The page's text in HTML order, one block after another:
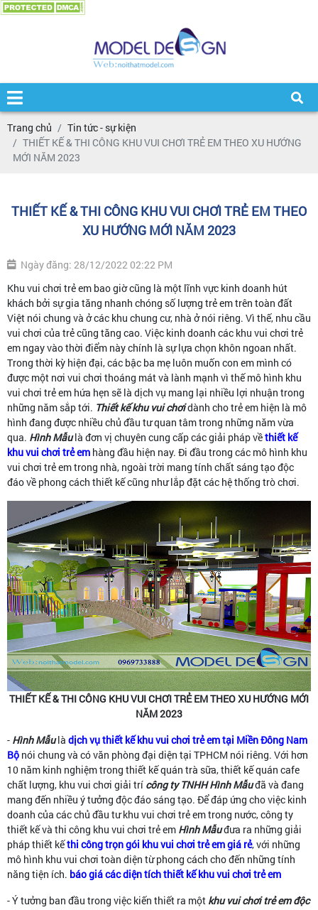
Trang chủ
Tin tức - sự kiện
THIẾT KẾ & THI CÔNG KHU VUI CHƠI TRẺ EM THEO XU HƯỚNG
MỚI NĂM 2023
THIẾT KẾ & THI CÔNG KHU VUI CHƠI TRẺ EM THEO
XU HƯỚNG MỚI NĂM 2023
Ngày đăng: 28/12/2022 02:22 PM
Khu vui chơi trẻ em bao giờ cũng là một lĩnh vực kinh doanh hút
khách bởi sự gia tăng nhanh chóng số lượng trẻ em trên toàn đất
Việt nói chung và ở các khu chung cư, nhà ở nói riêng. Vì thế, nhu cầu
vui chơi của trẻ cũng tăng cao. Việc kinh doanh các khu vui chơi trẻ
em ngay vào thời điểm này chính là sự lựa chọn khôn ngoan nhất.
Trong thời kỳ hiện đại, các bậc ba mẹ luôn muốn con em mình có
được một nơi vui chơi thoáng mát và lành mạnh vì thế mô hình khu
vui chơi trẻ em hứa hẹn sẽ là dịch vụ mang lại nhiều lợi nhuận trong
những năm sắp tới. Thiết kế khu vui chơidành cho trẻ em hiện là mô
hình đang được nhiều chủ đầu tư quan tâm trong những năm vừa
qua. Hình Mẫulà đơn vị chuyên cung cấp các giải pháp vềthiết kế
khu vui chơi trẻ em hàng đầu hiện nay. Đi đầu trong các mô hình khu
vui chơi trẻ em trong nhà, ngoài trời mang tính chất sáng tạo độc
đáo về phong cách thiết kế cũng như lắp đặt các hệ thống trò chơi.
THIẾT KẾ & THI CÔNG KHU VUI CHƠI TRẺ EM THEO XU HƯỚNG MỚI
NĂM 2023
- Hình Mẫulà dịch vụ thiết kế khu vui chơi trẻ em tại Miền Đông Nam
Bộ nói chung và có văn phòng đại diện tại TPHCM nói riêng. Với hơn
10 năm kinh nghiệm trong thiết kế quán trà sữa, thiết kế quán cafe
chất lượng, khu vui chơi giải trí công ty TNHH Hình Mẫuđã và đang
mang đến nhiều ý tưởng độc đáo sáng tạo. Để đáp ứng cho việc kinh
doanh của các chủ đầu tư khu vui chơi trẻ em trong nước, công ty
thiết kế và thi công khu vui chơi trẻ em Hình Mẫuđưa ra những giải
pháp thiết kếthi công trọn gói khu vui chơi trẻ em giá rẻ, với những
mô hình khu vui chơi toàn diện từ phong cách cho đến những tính
năng tiện ích. báo giá các diện tích thiết kế khu vui chơi trẻ em
- Ý tưởng ban đầu trong việc kiến thiết ra một khu vui chơi trẻ em độc